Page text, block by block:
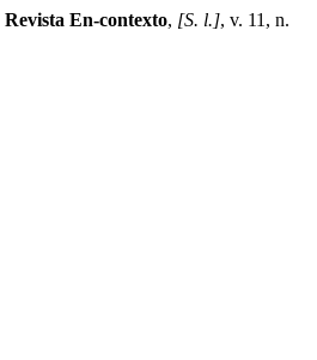
Revista En-contexto, [S. l.], v. 11, n.